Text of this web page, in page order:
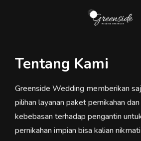
Tentang Kami
Greenside Wedding memberikan
pilihan layanan paket pernikahan
kebebasan terhadap pengantin
pernikahan impian bisa kalian